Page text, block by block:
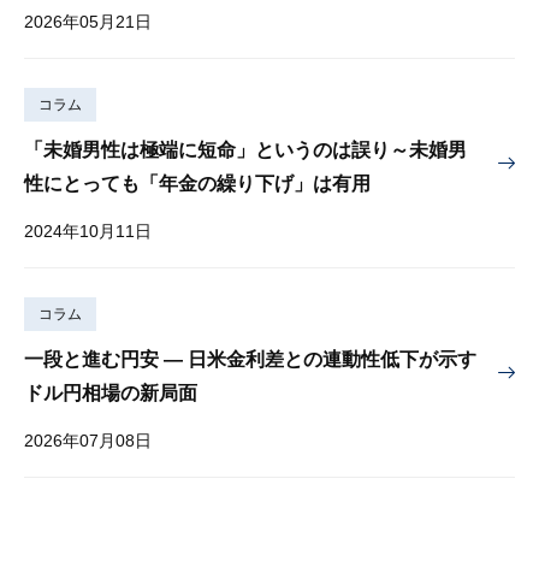
2026年05月21日
コラム
「未婚男性は極端に短命」というのは誤り～未婚男
性にとっても「年金の繰り下げ」は有用
2024年10月11日
コラム
一段と進む円安 — 日米金利差との連動性低下が示す
ドル円相場の新局面
2026年07月08日